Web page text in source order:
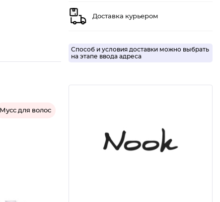
Мусс для волос
Доставка курьером
Способ и условия доставки можно выбрать
на этапе ввода адреса